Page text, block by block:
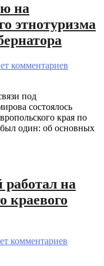
на
этнотуризма
комментариев
под
состоялось
края по
был один: об основных
на
краевого
комментариев